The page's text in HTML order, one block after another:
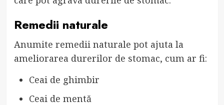
Remedii naturale
Anumite remedii naturale pot ajuta la
ameliorarea durerilor de stomac, cum ar fi:
Ceai de ghimbir
Ceai de mentă